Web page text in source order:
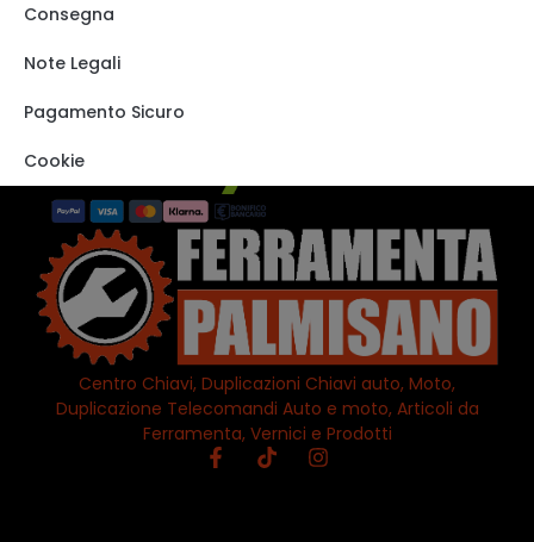
Centro Chiavi, Duplicazioni Chiavi auto, Moto,
Duplicazione Telecomandi Auto e moto, Articoli da
Ferramenta, Vernici e Prodotti
Consegna
Note Legali
Pagamento Sicuro
Cookie
VISITA IL NOSTRO